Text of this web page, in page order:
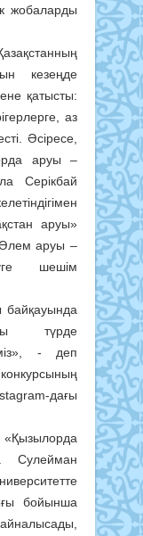
жобаларды
кезеңде
қатысты:
аз
Әсіресе,
аруы –
Серікбай
аруы»
аруы –
шешім
түрде
- деп
дағы
Сулейман
бойынша